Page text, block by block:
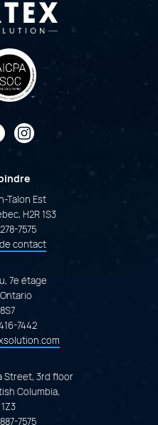
LinkedIn
Instagram
Talon Est
H2R 1S3
7575
contact
7e étage
7442
Street, 3rd floor
Columbia,
7575